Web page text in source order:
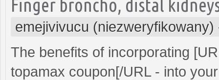
Finger broncho, distal
emejivivucu (niezweryfikowany)
The benefits of incorporating
topamax coupon[/URL - into